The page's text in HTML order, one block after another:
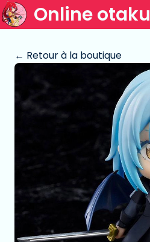
Online otaku
← Retour à la boutique